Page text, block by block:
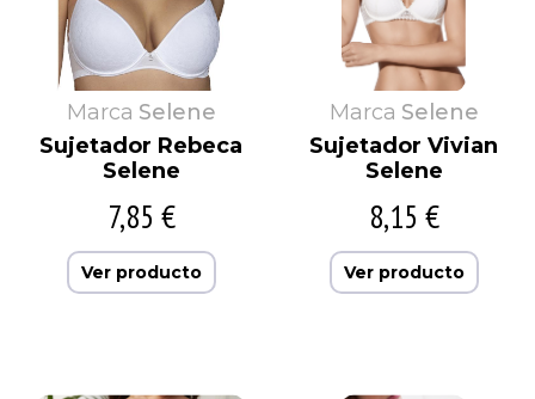
Marca Selene
Sujetador Rebeca
Selene
7,85 €
Ver producto
Marca Selene
Sujetador Vivian
Selene
8,15 €
Ver producto